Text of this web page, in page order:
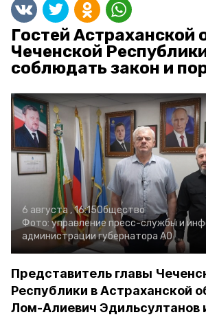
Гостей Астраханской
Чеченской
соблюдать закон и
6 августа , 16:15Общество
Фото: управление пресс-службы и
администрации губернатора АО
Представитель главы
Республики в Астраханской
Лом-Алиевич Эдильсултанов